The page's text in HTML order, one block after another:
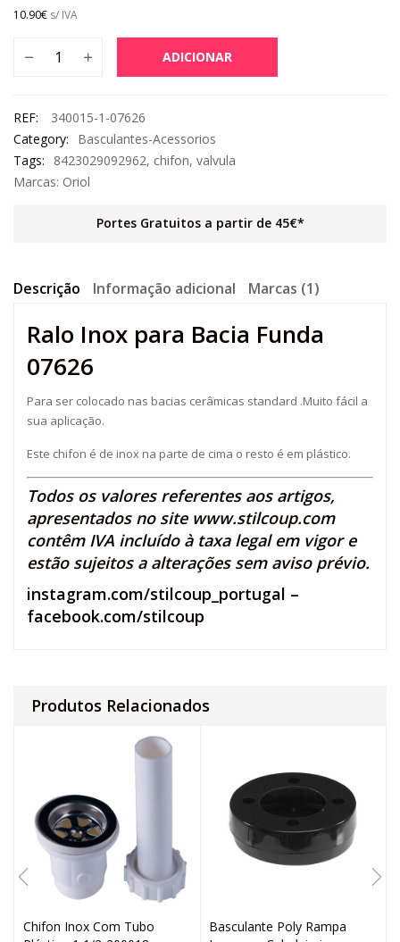
10.90€ s/ IVA
ADICIONAR
REF:
340015-1-07626
Category:
Basculantes-Acessorios
Tags:
8423029092962, chifon, valvula
Marcas: Oriol
Portes Gratuitos a partir de 45€*
Descrição Informação adicional Marcas (1)
Ralo Inox para Bacia Funda
07626
Para ser colocado nas bacias cerâmicas standard .Muito fácil a
sua aplicação.
Este chifon é de inox na parte de cima o resto é em plástico.
Todos os valores referentes aos artigos,
apresentados no site www.stilcoup.com
contêm IVA incluído à taxa legal em vigor e
estão sujeitos a alterações sem aviso prévio.
instagram.com/stilcoup_portugal –
facebook.com/stilcoup
Produtos Relacionados
Chifon Inox Com Tubo
Basculante Poly Rampa